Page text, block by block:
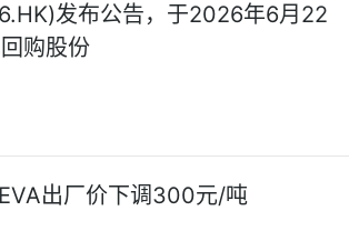
发布公告，于2026年6月22
购股份
出厂价下调300元/吨